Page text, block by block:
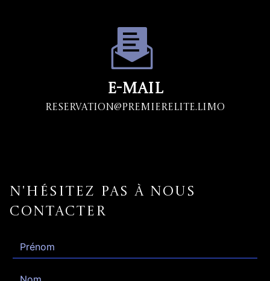
E-mail
Reservation@premierelite.limo
N'hésitez pas à nous
contacter